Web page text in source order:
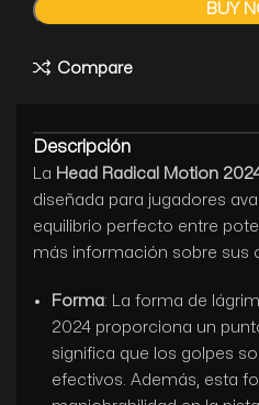
BUY
Compare
Descripción
La Head Radical Motion
diseñada para jugadores
equilibrio perfecto entre
más información sobre sus
Forma: La forma de
2024 proporciona un
significa que los golpes
efectivos. Además, esta